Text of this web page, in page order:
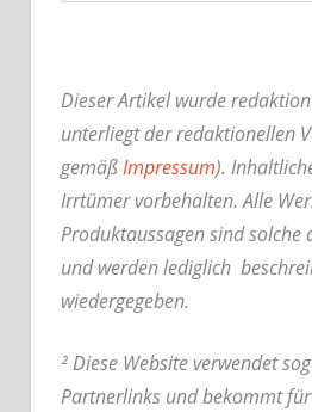
Dieser Artikel wurde
unterliegt der redaktionellen
gemäßImpressum).
Irrtümer vorbehalten. Alle
Produktaussagen sind solche
und werden lediglich
wiedergegeben.
² Diese Website verwendet
Partnerlinks und bekommt